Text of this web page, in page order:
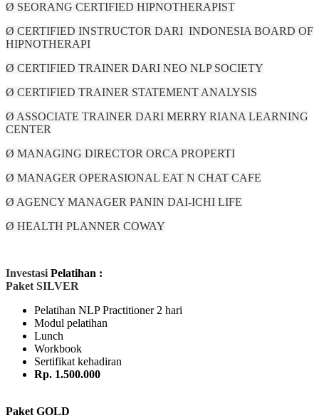
Ø SEORANG CERTIFIED HIPNOTHERAPIST
Ø CERTIFIED INSTRUCTOR DARI INDONESIA BOARD OF
HIPNOTHERAPI
Ø CERTIFIED TRAINER DARI NEO NLP SOCIETY
Ø CERTIFIED TRAINER STATEMENT ANALYSIS
Ø ASSOCIATE TRAINER DARI MERRY RIANA LEARNING
CENTER
Ø MANAGING DIRECTOR ORCA PROPERTI
Ø MANAGER OPERASIONAL EAT N CHAT CAFE
Ø AGENCY MANAGER PANIN DAI-ICHI LIFE
Ø HEALTH PLANNER COWAY
Investasi Pelatihan :
Paket SILVER
Pelatihan NLP Practitioner 2 hari
Modul pelatihan
Lunch
Workbook
Sertifikat kehadiran
Rp. 1.500.000
Paket GOLD